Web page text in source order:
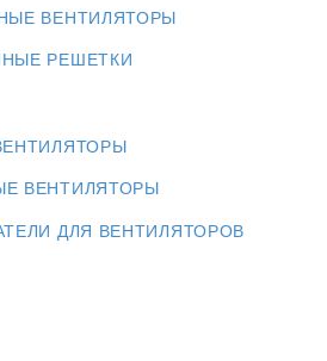
ВЕНТИЛЯТОРЫ
РЕШЕТКИ
ВЕНТИЛЯТОРЫ
ДЛЯ ВЕНТИЛЯТОРОВ